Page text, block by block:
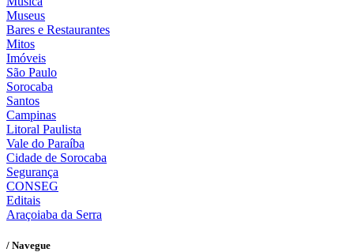
Museus
Bares e Restaurantes
Mitos
Imóveis
São Paulo
Sorocaba
Santos
Campinas
Litoral Paulista
Vale do Paraíba
Cidade de Sorocaba
Segurança
CONSEG
Editais
Araçoiaba da Serra
/ Navegue